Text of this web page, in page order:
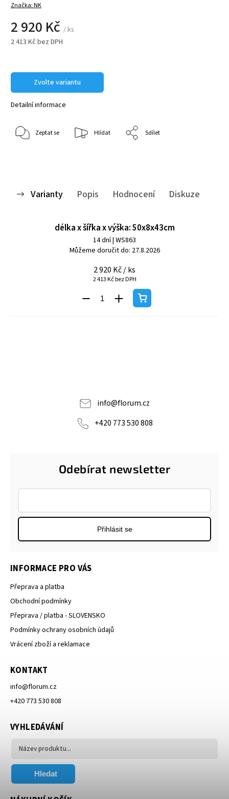
Značka:NK
2 920 Kč / ks
2 413 Kč bez DPH
Zvolte variantu
Detailní informace
Zeptat se Hlídat Sdílet
Varianty Popis Hodnocení Diskuze
délka x šířka x výška: 50x8x43cm
14 dní| WS863
Můžeme doručit do: 27.8.2026
2 920 Kč/ ks
2 413 Kč bez DPH
info@florum.cz
+420 773 530 808
Odebírat newsletter
Přihlásit se
INFORMACE PRO VÁS
Přeprava a platba
Obchodní podmínky
Přeprava / platba - SLOVENSKO
Podmínky ochrany osobních údajů
Vrácení zboží a reklamace
KONTAKT
info@florum.cz
+420 773 530 808
VYHLEDÁVÁNÍ
Hledat